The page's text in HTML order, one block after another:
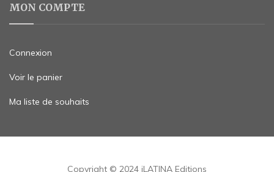
MON COMPTE
Connexion
Voir le panier
Ma liste de souhaits
Copyright © 2024 iLATINA Editions